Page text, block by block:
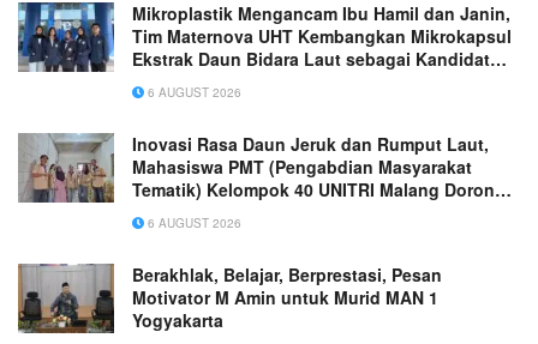
Mikroplastik Mengancam Ibu Hamil dan Janin,
Tim Maternova UHT Kembangkan Mikrokapsul
Ekstrak Daun Bidara Laut sebagai Kandidat
Antiinflamasi Plasenta
6 AUGUST 2026
Inovasi Rasa Daun Jeruk dan Rumput Laut,
Mahasiswa PMT (Pengabdian Masyarakat
Tematik) Kelompok 40 UNITRI Malang Dorong
Daya Saing UMKM “Kerupuk Singkong
Nusantara Putra” di Kota Batu
6 AUGUST 2026
Berakhlak, Belajar, Berprestasi, Pesan
Motivator M Amin untuk Murid MAN 1
Yogyakarta